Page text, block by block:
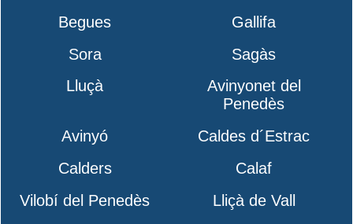
Begues
Gallifa
Sora
Sagàs
Lluçà
Avinyonet del
Penedès
Avinyó
Caldes d´Estrac
Calders
Calaf
Vilobí del Penedès
Lliçà de Vall